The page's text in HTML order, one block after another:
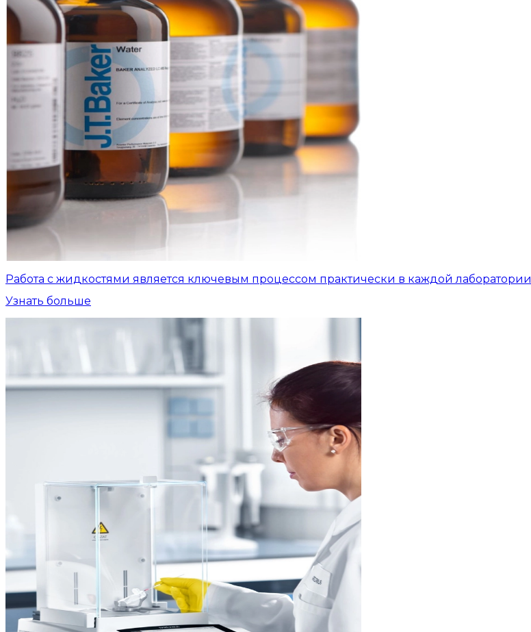
Работа с жидкостями является ключевым процессом практически в каждой лаборатории
Узнать больше